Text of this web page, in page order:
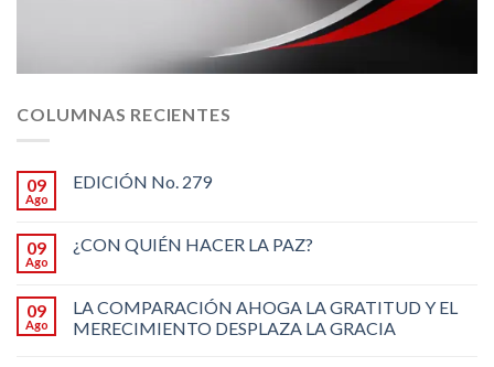
COLUMNAS RECIENTES
09
Ago
EDICIÓN No. 279
09
Ago
¿CON QUIÉN HACER LA PAZ?
09
Ago
LA COMPARACIÓN AHOGA LA GRATITUD Y EL
MERECIMIENTO DESPLAZA LA GRACIA